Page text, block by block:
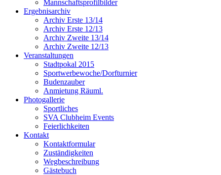
Mannschaftsprofilbilder
Ergebnisarchiv
Archiv Erste 13/14
Archiv Erste 12/13
Archiv Zweite 13/14
Archiv Zweite 12/13
Veranstaltungen
Stadtpokal 2015
Sportwerbewoche/Dorfturnier
Budenzauber
Anmietung Räuml.
Photogallerie
Sportliches
SVA Clubheim Events
Feierlichkeiten
Kontakt
Kontaktformular
Zuständigkeiten
Wegbeschreibung
Gästebuch